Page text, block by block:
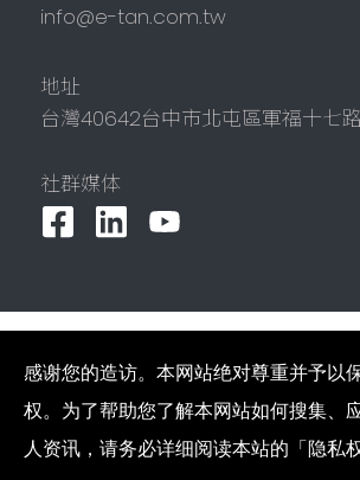
info@e-tan.com.tw
地址
台灣40642台中市北屯區軍福十七
社群媒体
Copyright © 2022 COCA
Rights Reserved.
隐私权政策
感谢您的造访。本网站绝对尊重并予以
权。为了帮助您了解本网站如何搜集、
人资讯，请务必详细阅读本站的「隐私